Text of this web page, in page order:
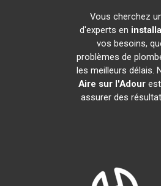
Vous cherchez
d'experts en
vos besoins,
problèmes de
les meilleurs délais.
Aire sur l'Adourest
assurer des